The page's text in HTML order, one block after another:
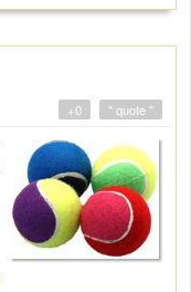
" quote "
+0